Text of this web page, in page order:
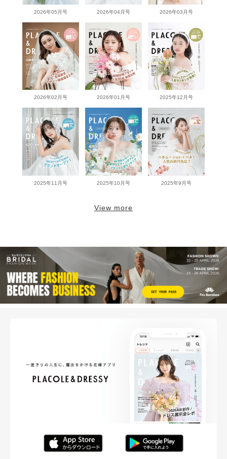
2026年05月号 2026年04月号 2026年03月号
2026年02月号 2026年01月号 2025年12月号
2025年11月号 2025年10月号 2025年9月号
View more